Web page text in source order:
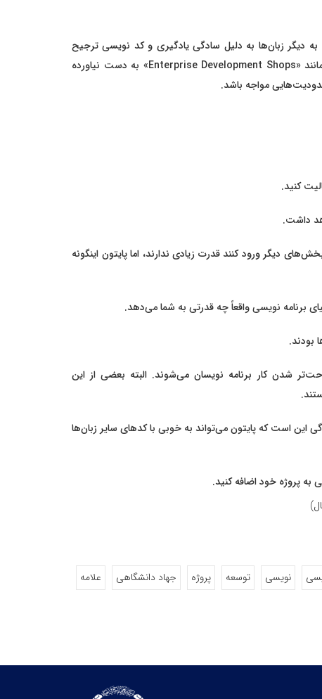
دیگر زبان‌ها به دلیل سادگی یادگیری و کد نویسی ترجیح
می‌دهند. اگرچه این زبان هنوز جایگاه خود را در برخی حوزه‌های پردازش کامپیوتری مانند «Enterprise Development Shops» به دست نیاورده
مواجه باشد.
کنید.
داشت.
دیگر ورود کنند قدرت زیادی ندارند، اما پایتون اینگونه
برنامه نویسی واقعاً چه قدرتی به شما می‌دهد.
شدن کار برنامه نویسان می‌شوند. البته بعضی از این
این است که پایتون می‌تواند به خوبی با کدهای سایر زبان‌ها
نویسی توسعه پروژه جهاد دانشگاهی
علامه